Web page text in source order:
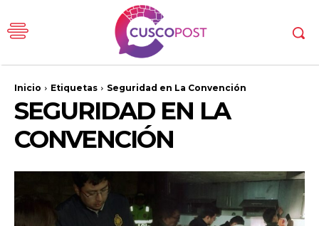
Inicio Etiquetas Seguridad en La Convención
SEGURIDAD EN LA
CONVENCIÓN